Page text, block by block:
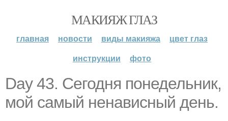
МАКИЯЖ ГЛАЗ
главная новости виды макияжа
цвет глаз
инструкции
фото
Day 43. Сегодня понедельник,
мой самый ненависный день.